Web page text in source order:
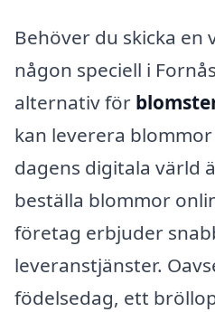
Behöver du skicka en
någon speciell i
alternativ för
kan leverera
dagens digitala värld
beställa blommor
företag erbjuder
leveranstjänster.
födelsedag, ett